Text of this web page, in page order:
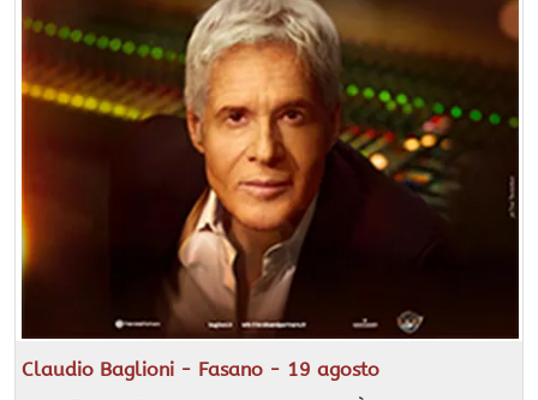
Claudio Baglioni - Fasano - 19 agosto